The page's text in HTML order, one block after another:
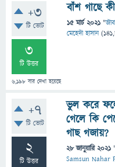
+3
টি ভোট
3
টি উত্তর
6,198 বার দেখা হয়েছে
বাঁশ গাছে
15 মার্চ 2021 "
মেহেদী হাসান (
+7
টি ভোট
2
টি উত্তর
ভুল করে
গেলে কি
গাছ গজায়?
28 জানুয়ারি 2021
Samsun Nahar